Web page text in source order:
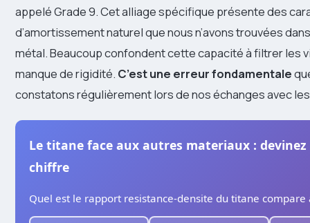
appelé Grade 9. Cet alliage spécifique présente des
d’amortissement naturel que nous n’avons trouvées
métal. Beaucoup confondent cette capacité à filtrer les
manque de rigidité. C’est une erreur fondamentale
constatons régulièrement lors de nos échanges avec
Le titane face aux autres materiaux : devinez
chiffre
Quel est le rapport resistance-densite du titane compare